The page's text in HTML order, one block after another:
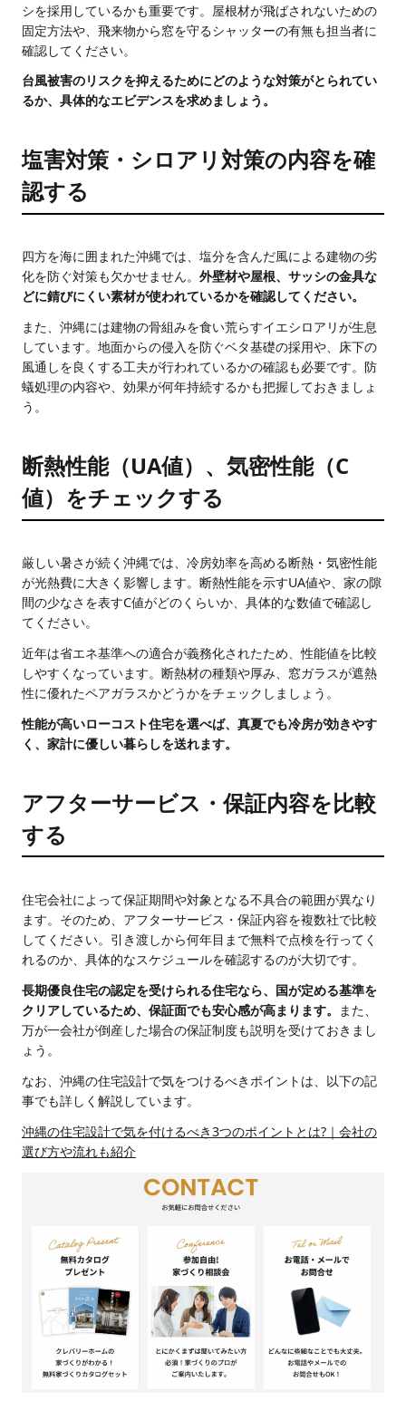
シを採用しているかも重要です。屋根材が飛ばされないための
固定方法や、飛来物から窓を守るシャッターの有無も担当者に
確認してください。
台風被害のリスクを抑えるためにどのような対策がとられてい
るか、具体的なエビデンスを求めましょう。
塩害対策・シロアリ対策の内容を確
認する
四方を海に囲まれた沖縄では、塩分を含んだ風による建物の劣
化を防ぐ対策も欠かせません。 外壁材や屋根、サッシの金具な
どに錆びにくい素材が使われているかを確認してください。
また、沖縄には建物の骨組みを食い荒らすイエシロアリが生息
しています。地面からの侵入を防ぐベタ基礎の採用や、床下の
風通しを良くする工夫が行われているかの確認も必要です。防
蟻処理の内容や、効果が何年持続するかも把握しておきましょ
う。
断熱性能（UA値）、気密性能（C
値）をチェックする
厳しい暑さが続く沖縄では、冷房効率を高める断熱・気密性能
が光熱費に大きく影響します。断熱性能を示すUA値や、家の隙
間の少なさを表すC値がどのくらいか、具体的な数値で確認し
てください。
近年は省エネ基準への適合が義務化されたため、性能値を比較
しやすくなっています。断熱材の種類や厚み、窓ガラスが遮熱
性に優れたペアガラスかどうかをチェックしましょう。
性能が高いローコスト住宅を選べば、真夏でも冷房が効きやす
く、家計に優しい暮らしを送れます。
アフターサービス・保証内容を比較
する
住宅会社によって保証期間や対象となる不具合の範囲が異なり
ます。そのため、アフターサービス・保証内容を複数社で比較
してください。引き渡しから何年目まで無料で点検を行ってく
れるのか、具体的なスケジュールを確認するのが大切です。
長期優良住宅の認定を受けられる住宅なら、国が定める基準を
クリアしているため、保証面でも安心感が高まります。 また、
万が一会社が倒産した場合の保証制度も説明を受けておきまし
ょう。
なお、沖縄の住宅設計で気をつけるべきポイントは、以下の記
事でも詳しく解説しています。
沖縄の住宅設計で気を付けるべき3つのポイントとは?｜会社の
選び方や流れも紹介